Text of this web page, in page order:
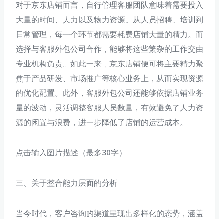
对于京东店铺而言，自行管理客服团队意味着需要投入
大量的时间、人力以及物力资源。从人员招聘、培训到
日常管理，每一个环节都需要耗费店铺大量的精力。而
选择与客服外包公司合作，能够将这些繁杂的工作交由
专业机构负责。如此一来，京东店铺便可将主要精力聚
焦于产品研发、市场推广等核心业务上，从而实现资源
的优化配置。此外，客服外包公司还能够依据店铺业务
量的波动，灵活调整客服人员数量，有效避免了人力资
源的闲置与浪费，进一步降低了店铺的运营成本。
点击输入图片描述（最多30字）
三、关于整合能力层面的分析
当今时代，客户咨询的渠道呈现出多样化的态势，涵盖